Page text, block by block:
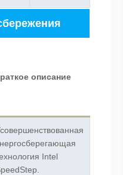
описание
Intel